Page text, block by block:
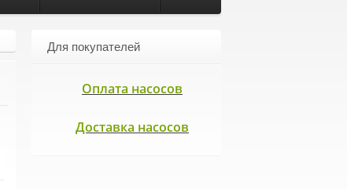
Для покупателей
Оплата насосов
Доставка насосов